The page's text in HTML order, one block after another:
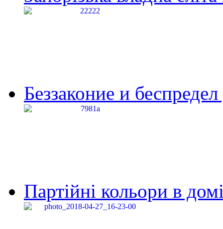
Беззаконие и
Партійні кольори в